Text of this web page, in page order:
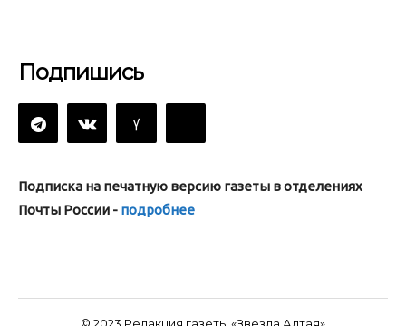
Подпишись
Подписка на печатную версию газеты в отделениях
Почты России - подробнее